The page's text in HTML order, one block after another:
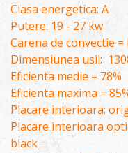
Clasa energetica: A
Putere: 19 - 27 kw
Carena de convectie =
Dimensiunea usii:
Eficienta medie = 78%
Eficienta maxima =
Placare interioara:
Placare interioara
black